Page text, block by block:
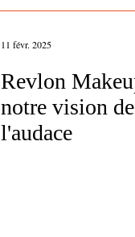
Revlon
notre vision
l'audace
11 févr. 2025